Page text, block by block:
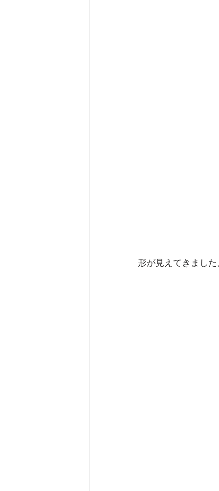
形が見えてきました